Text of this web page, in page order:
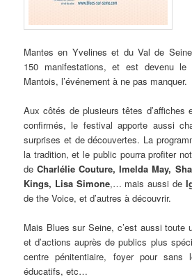
Mantes en Yvelines et du Val de
150 manifestations, et est devenu
Mantois, l’événement à ne pas manquer.
Aux côtés de plusieurs têtes d’affiches
confirmés, le festival apporte aussi
surprises et de découvertes. La
la tradition, et le public pourra profiter
deCharlélie Couture, Imelda May,
Kings, Lisa Simone,… mais aussi de
de the Voice, et d’autres à découvrir.
Mais Blues sur Seine, c’est aussi toute
et d’actions auprès de publics plus
centre pénitentiaire, foyer pour sans
éducatifs, etc…